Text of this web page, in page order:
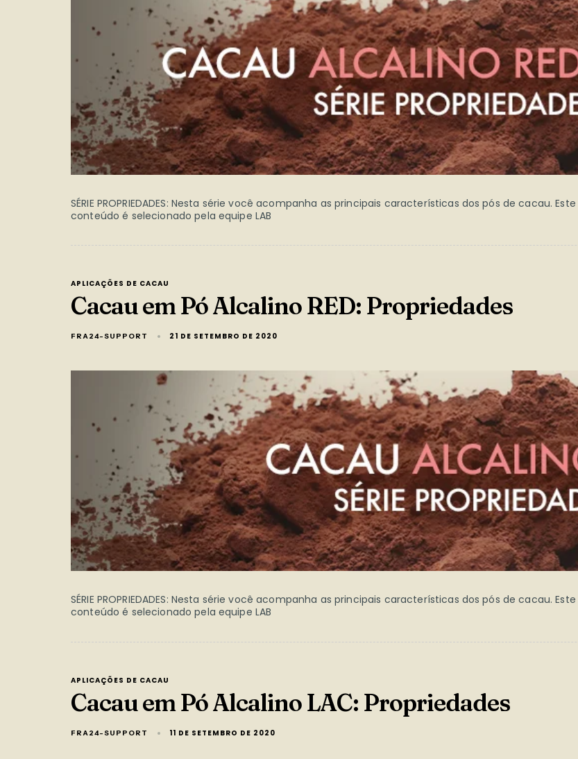
SÉRIE PROPRIEDADES: Nesta série você acompanha as principais características dos pós de cacau. Este
conteúdo é selecionado pela equipe LAB
APLICAÇÕES DE CACAU
Cacau em Pó Alcalino RED: Propriedades
FRA24-SUPPORT 21 DE SETEMBRO DE 2020
SÉRIE PROPRIEDADES: Nesta série você acompanha as principais características dos pós de cacau. Este
conteúdo é selecionado pela equipe LAB
APLICAÇÕES DE CACAU
Cacau em Pó Alcalino LAC: Propriedades
FRA24-SUPPORT 11 DE SETEMBRO DE 2020